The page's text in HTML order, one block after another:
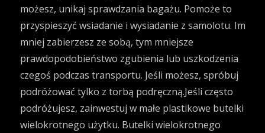
możesz, unikaj sprawdzania bagażu. Pomoże to
przyspieszyć wsiadanie i wysiadanie z samolotu. Im
mniej zabierzesz ze sobą, tym mniejsze
prawdopodobieństwo zgubienia lub uszkodzenia
czegoś podczas transportu. Jeśli możesz, spróbuj
podróżować tylko z torbą podręczną.Jeśli często
podróżujesz, zainwestuj w małe plastikowe butelki
wielokrotnego użytku. Butelki wielokrotnego